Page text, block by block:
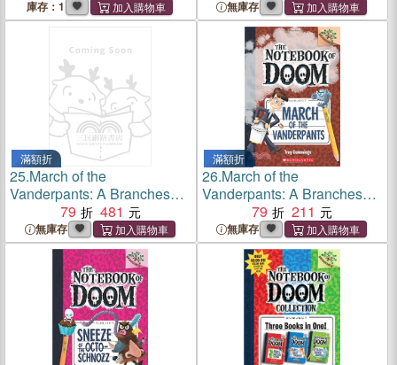
#13)(平裝本)
庫存：1
裝本)無庫存
滿額折
25.March of the
Vanderpants: A Branches
Book (The Notebook of
Doom #12)
79 481
無庫存
滿額折
26.March of the
Vanderpants: A Branches
Book (The Notebook of
Doom #12)(平裝本)
79 211
無庫存